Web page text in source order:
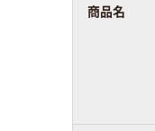
商品名